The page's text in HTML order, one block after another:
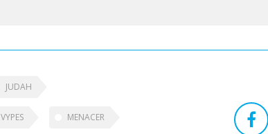
JUDAH
VYPES MENACER